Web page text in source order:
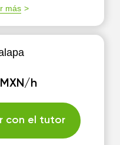
más
h
con el tutor